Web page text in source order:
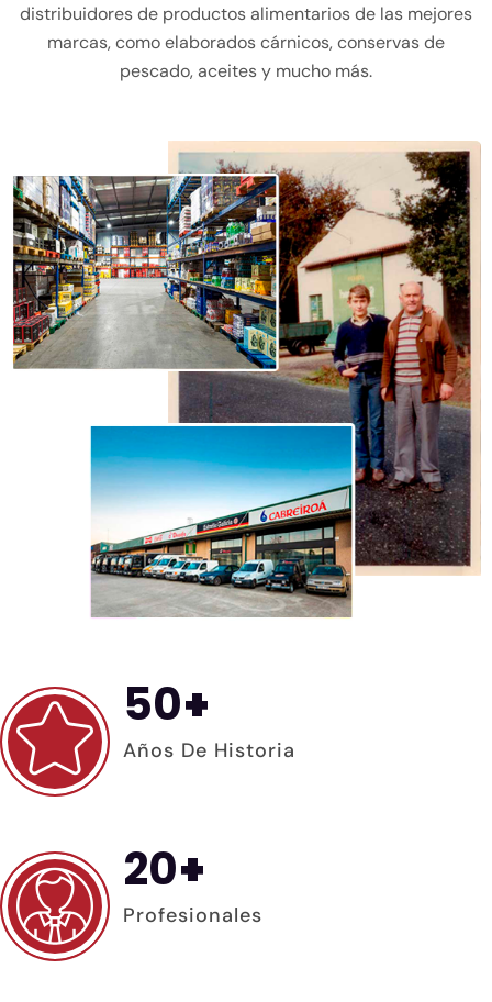
distribuidores de productos alimentarios de las mejores
marcas, como elaborados cárnicos, conservas de
pescado, aceites y mucho más.
50+
Años De Historia
20+
Profesionales